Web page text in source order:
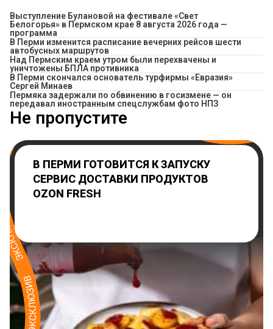
Выступление Булановой на фестивале «Свет
Белогорья» в Пермском крае 8 августа 2026 года —
программа
​В Перми изменится расписание вечерних рейсов шести
автобусных маршрутов
Над Пермским краем утром были перехвачены и
уничтожены БПЛА противника
В Перми скончался основатель турфирмы «Евразия»
Сергей Минаев
Пермяка задержали по обвинению в госизмене — он
передавал иностранным спецслужбам фото НПЗ
Не пропустите
В ПЕРМИ ГОТОВИТСЯ К ЗАПУСКУ
СЕРВИС ДОСТАВКИ ПРОДУКТОВ
OZON FRESH